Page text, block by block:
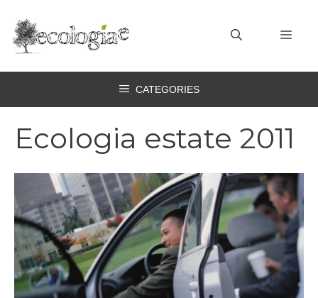
contenuto
CATEGORIES
Ecologia estate 2011